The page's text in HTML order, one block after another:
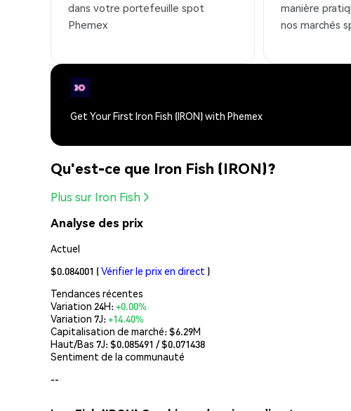
dans votre portefeuille spot
Phemex
manière
nos marchés
Get Your First Iron Fish (IRON) with Phemex
Qu'est-ce que Iron Fish (IRON)?
Plus sur Iron Fish
Analyse des prix
Actuel
$0.084001 (Vérifier le prix en direct )
Tendances récentes
Variation 24H:+0.00%
Variation 7J:+14.40%
Capitalisation de marché:$6.29M
Haut/Bas 7J: $0.085491 / $0.071438
Sentiment de la communauté
--